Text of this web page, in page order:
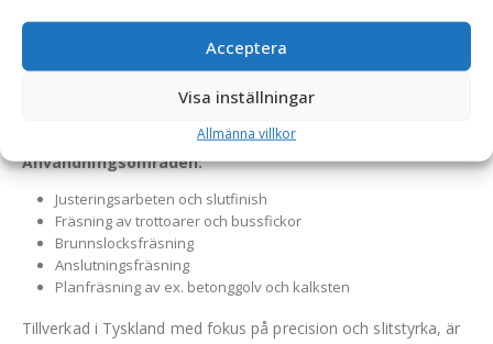
Acceptera
Visa inställningar
Allmänna villkor
– Låg driftkostnad:Optimerad för effektiv användning med
Kan även användas till att planfräsa ex. betong
Användningsområden:
Justeringsarbeten och slutfinish
Fräsning av trottoarer och bussfickor
Brunnslocksfräsning
Anslutningsfräsning
Planfräsning av ex. betonggolv och kalksten
Tillverkad i Tyskland med fokus på precision och slitstyrka, är